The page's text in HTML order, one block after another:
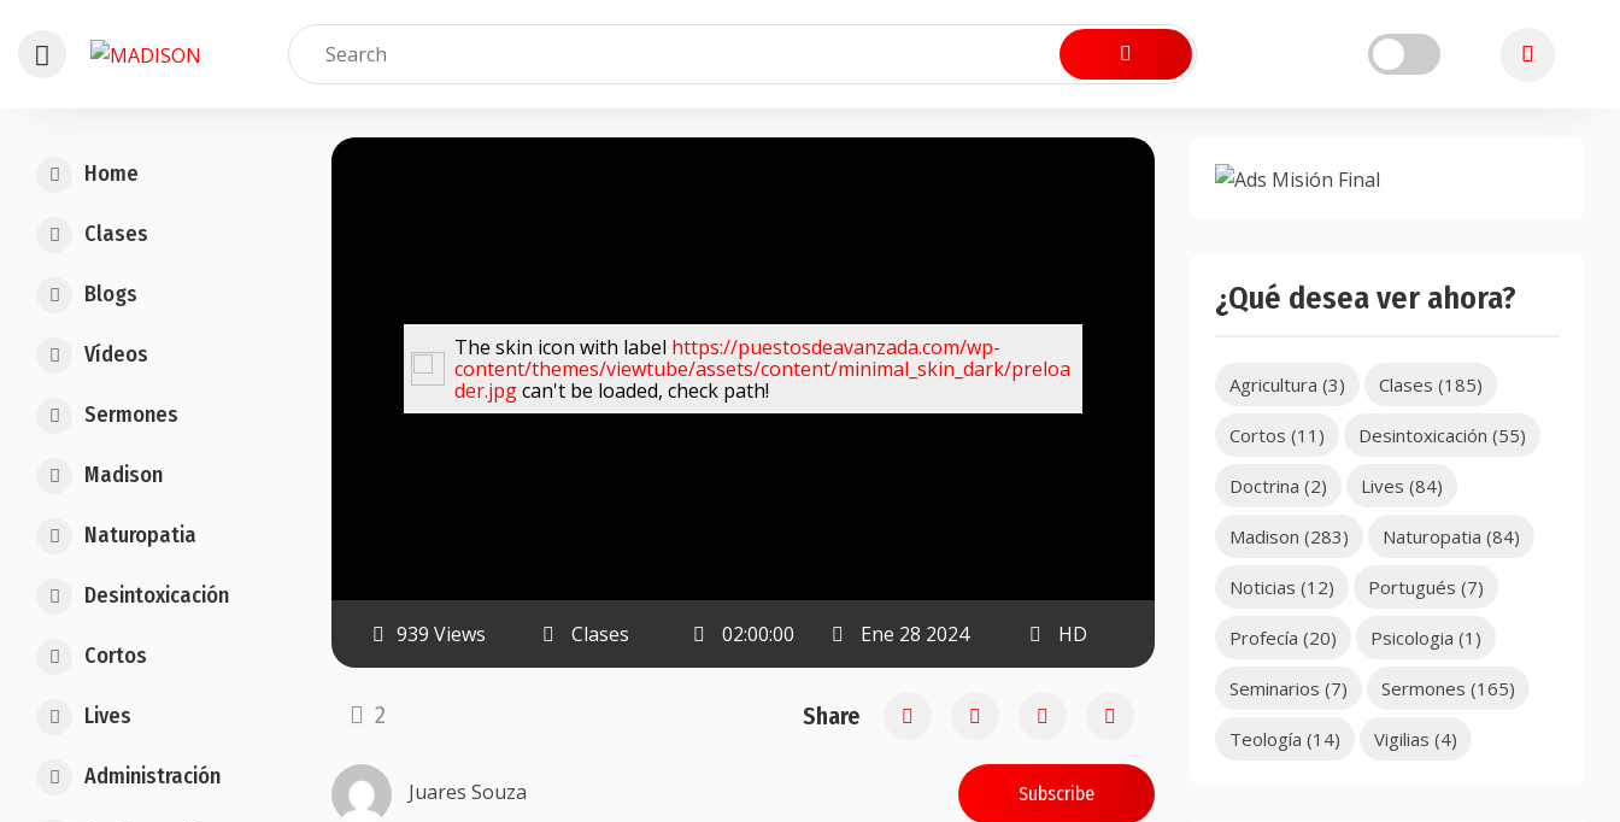
content
Home
Clases
Blogs
Vídeos
Sermones
Madison
Naturopatia
Desintoxicación
Cortos
Lives
Administración
The skin icon with label https://puestosdeavanzada.com/wp-
content/themes/viewtube/assets/content/minimal_skin_dark/preloa
der.jpgcan't be loaded, check path!
939 Views Clases 02:00:00 Ene 28 2024 HD
2 Share
Juares Souza Subscribe
¿Qué desea ver ahora?
Agricultura (3) Clases (185)
Cortos (11) Desintoxicación (55)
Doctrina (2) Lives (84)
Madison (283) Naturopatia (84)
Noticias (12) Portugués (7)
Profecía (20) Psicologia (1)
Seminarios (7) Sermones (165)
Teología (14) Vigilias (4)